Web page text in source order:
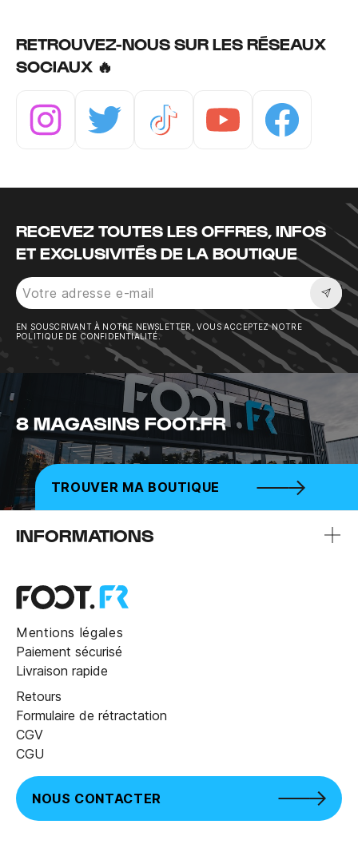
RETROUVEZ-NOUS SUR LES RÉSEAUX
SOCIAUX 🔥
RECEVEZ TOUTES LES OFFRES, INFOS
ET EXCLUSIVITÉS DE LA BOUTIQUE
EN SOUSCRIVANT À NOTRE NEWSLETTER, VOUS ACCEPTEZ NOTRE
POLITIQUE DE CONFIDENTIALITÉ.
8 MAGASINS FOOT.FR
TROUVER MA BOUTIQUE
INFORMATIONS
Mentions légales
Paiement sécurisé
Livraison rapide
Retours
Formulaire de rétractation
CGV
CGU
NOUS CONTACTER